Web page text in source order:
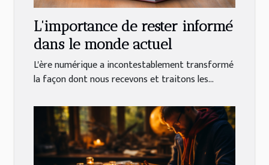
L'importance de rester informé
dans le monde actuel
L'ère numérique a incontestablement transformé
la façon dont nous recevons et traitons les...